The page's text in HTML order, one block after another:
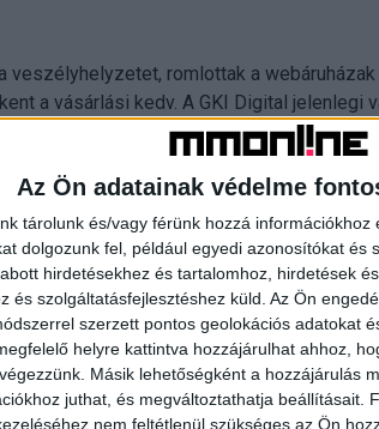
Az Ön adatainak védelme
tárolunk és/vagy férünk hozzá
dolgozunk fel, például egyedi azonosítókat és
hirdetésekhez és tartalomhoz, hirdetések
és szolgáltatásfejlesztéshez küld. Az Ön
szerzett pontos geolokációs adatokat
helyre kattintva hozzájárulhat ahhoz,
Másik lehetőségként a hozzájárulás
juthat, és megváltoztathatja beállításait.
nem feltétlenül szükséges az Ön
veszélyhelyzetet, romlottak a
a vásárlási kedv. A GKI Digital jelenlegi
6 hónaphoz hasonló, rekord magas
kasszák összességében a teljes
előre. Ugyanakkor az év hátralevő négy
függ a koronavírus második
is: az üzletekre vonatkozó esetleges
és a digitális oktatás újbóli bevezetése a
az online kiskereskedelmi